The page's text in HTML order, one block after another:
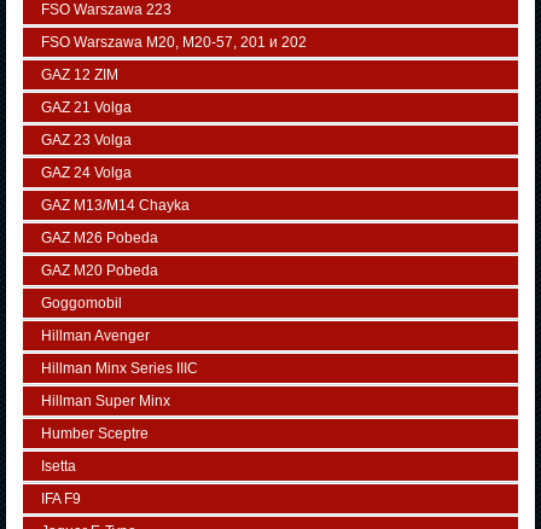
FSO Warszawa 223
FSO Warszawa М20, M20-57, 201 и 202
GAZ 12 ZIM
GAZ 21 Volga
GAZ 23 Volga
GAZ 24 Volga
GAZ M13/M14 Chayka
GAZ M26 Pobeda
GAZ М20 Pobeda
Goggomobil
Hillman Avenger
Hillman Minx Series IIIC
Hillman Super Minx
Humber Sceptre
Isetta
IFA F9